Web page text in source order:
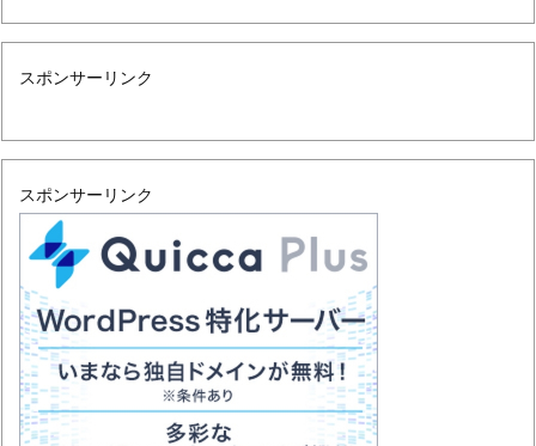
スポンサーリンク
スポンサーリンク